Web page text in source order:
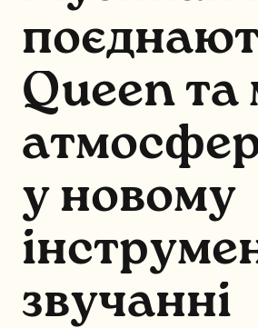
поєднают
Queen та
атмосфе
у новому
інструме
звучанні